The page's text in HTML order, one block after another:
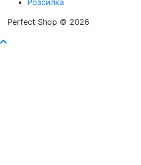
Perfect Shop © 2026